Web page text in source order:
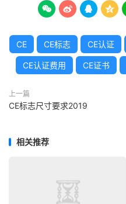
   
CE CE标志 CE认证
CE认证费用 CE证书
上一篇
CE标志尺寸要求2019
相关推荐